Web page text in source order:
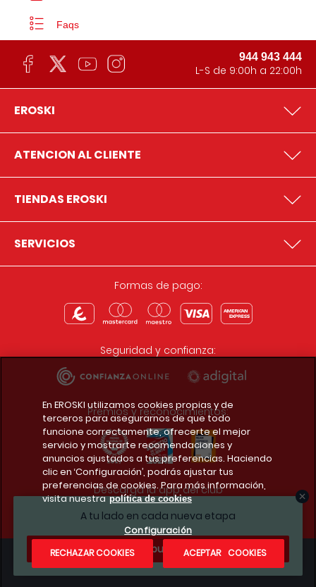
A tu lado en cada nueva etapa
¿Te apuntas?
Faqs
944 943 444
L-S de 9:00h a 22:00h
EROSKI
ATENCION AL CLIENTE
TIENDAS EROSKI
SERVICIOS
Formas de pago:
Seguridad y confianza:
Premios y reconocimientos:
Descarga la app del club
Condiciones legales
En EROSKI utilizamos cookies propias y de
terceros para asegurarnos de que todo
funcione correctamente, ofrecerte el mejor
servicio y mostrarte recomendaciones y
anuncios ajustados a tus preferencias. Haciendo
clic en ‘Configuración’, podrás ajustar tus
preferencias de cookies. Para más información,
visita nuestra política de cookies
Configuración
RECHAZAR COOKIES
ACEPTAR COOKIES